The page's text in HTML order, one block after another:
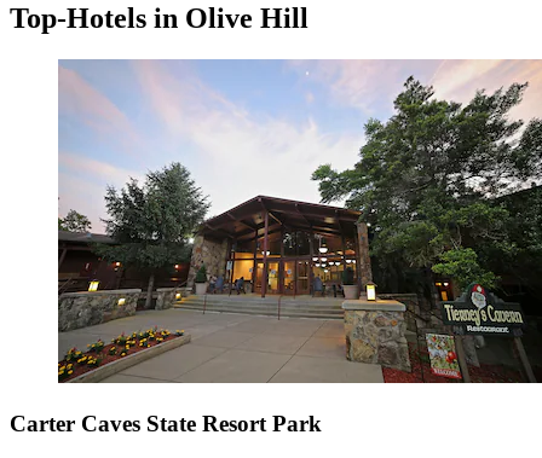
Top-Hotels in Olive Hill
Carter Caves State Resort Park